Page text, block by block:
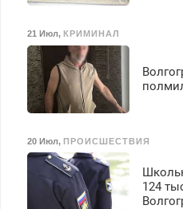
21 Июл, КРИМИНАЛ
20 Июл, ПРОИСШЕСТВИЯ
124